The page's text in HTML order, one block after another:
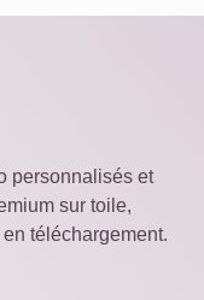
personnalisés et
sur toile,
téléchargement.